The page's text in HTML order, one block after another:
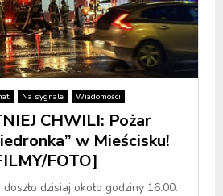
Na sygnale Wiadomości
CHWILI: Pożar
w Mieścisku!
FOTO]
dzisiaj około godziny 16.00.